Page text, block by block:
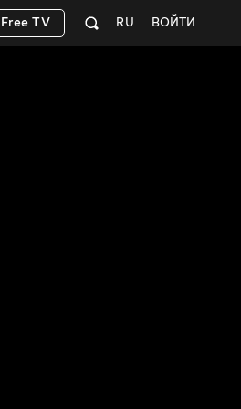
ВОЙТИ
RU
Free TV